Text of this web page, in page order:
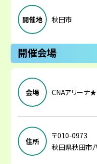
開催地 秋田市
開催会場
会場 CNAアリーナ
住所
〒010-0973
秋田県秋田市